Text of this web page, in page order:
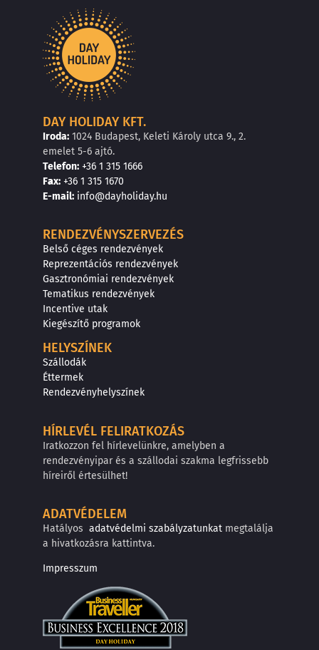
DAY HOLIDAY KFT.
Iroda: 1024 Budapest, Keleti Károly utca 9., 2.
emelet 5-6 ajtó.
Telefon: +36 1 315 1666
Fax: +36 1 315 1670
E-mail: info@dayholiday.hu
RENDEZVÉNYSZERVEZÉS
Belső céges rendezvények
Reprezentációs rendezvények
Gasztronómiai rendezvények
Tematikus rendezvények
Incentive utak
Kiegészítő programok
HELYSZÍNEK
Szállodák
Éttermek
Rendezvényhelyszínek
HÍRLEVÉL FELIRATKOZÁS
Iratkozzon fel hírlevelünkre, amelyben a
rendezvényipar és a szállodai szakma legfrissebb
híreiről értesülhet!
ADATVÉDELEM
Hatályos adatvédelmi szabályzatunkat megtalálja
a hivatkozásra kattintva.
Impresszum